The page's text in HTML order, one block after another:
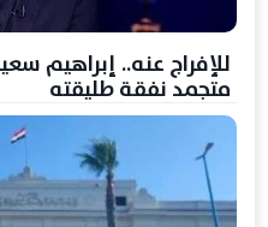
متجمد نفقة طليقته